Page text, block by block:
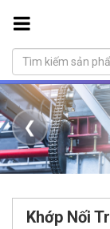
❮
Khớp Nối